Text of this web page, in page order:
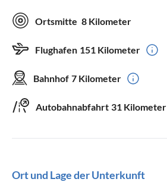
Ortsmitte 8 Kilometer
Flughafen 151 Kilometer
Bahnhof 7 Kilometer
Autobahnabfahrt 31 Kilometer
Ort und Lage der Unterkunft